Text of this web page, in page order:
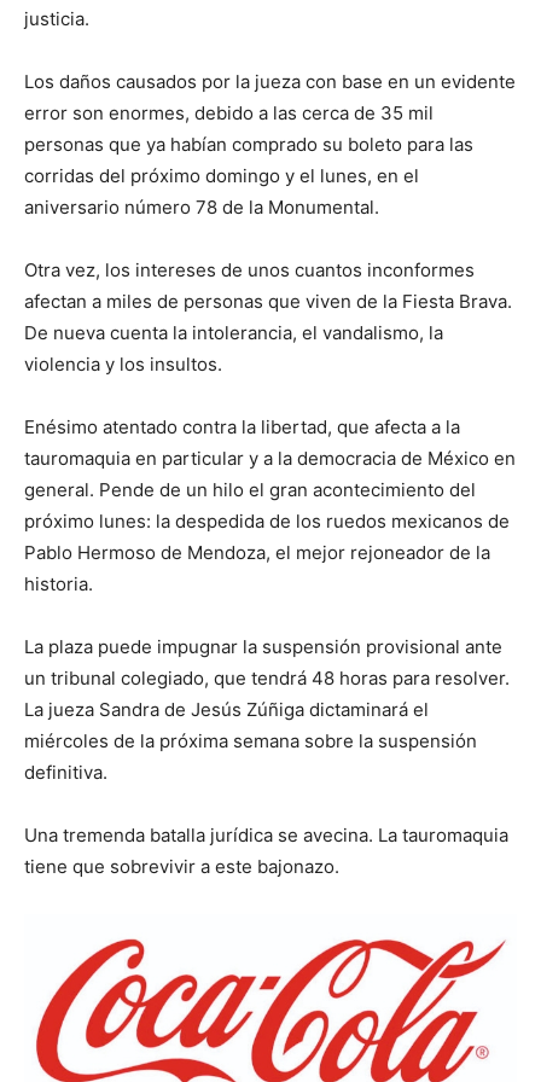
justicia.
Los daños causados por la jueza con base en un evidente
error son enormes, debido a las cerca de 35 mil
personas que ya habían comprado su boleto para las
corridas del próximo domingo y el lunes, en el
aniversario número 78 de la Monumental.
Otra vez, los intereses de unos cuantos inconformes
afectan a miles de personas que viven de la Fiesta Brava.
De nueva cuenta la intolerancia, el vandalismo, la
violencia y los insultos.
Enésimo atentado contra la libertad, que afecta a la
tauromaquia en particular y a la democracia de México en
general. Pende de un hilo el gran acontecimiento del
próximo lunes: la despedida de los ruedos mexicanos de
Pablo Hermoso de Mendoza, el mejor rejoneador de la
historia.
La plaza puede impugnar la suspensión provisional ante
un tribunal colegiado, que tendrá 48 horas para resolver.
La jueza Sandra de Jesús Zúñiga dictaminará el
miércoles de la próxima semana sobre la suspensión
definitiva.
Una tremenda batalla jurídica se avecina. La tauromaquia
tiene que sobrevivir a este bajonazo.